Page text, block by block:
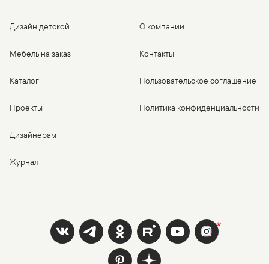
Дизайн детской
Мебель на заказ
Каталог
Проекты
Дизайнерам
Журнал
О компании
Контакты
Пользовательское соглашение
Политика конфиденциальности